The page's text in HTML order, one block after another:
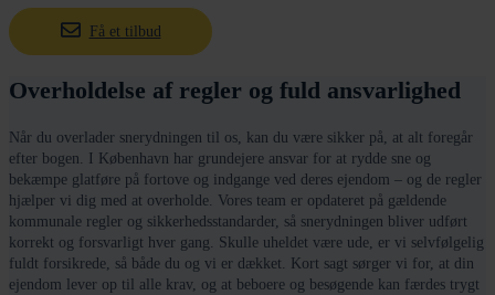
Få et tilbud
Overholdelse af regler og fuld ansvarlighed
Når du overlader snerydningen til os, kan du være sikker på, at alt foregår
efter bogen. I København har grundejere ansvar for at rydde sne og
bekæmpe glatføre på fortove og indgange ved deres ejendom – og de regler
hjælper vi dig med at overholde. Vores team er opdateret på gældende
kommunale regler og sikkerhedsstandarder, så snerydningen bliver udført
korrekt og forsvarligt hver gang. Skulle uheldet være ude, er vi selvfølgelig
fuldt forsikrede, så både du og vi er dækket. Kort sagt sørger vi for, at din
ejendom lever op til alle krav, og at beboere og besøgende kan færdes trygt